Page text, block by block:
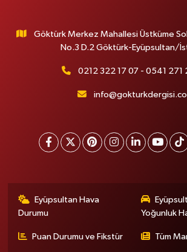
Göktürk Merkez Mahallesi Üstküme
No.3 D.2 Göktürk-Eyüpsultan/
0212 322 17 07 - 0541 271
Eyüpsultan Hava
Durumu
Yoğunluk
Puan Durumu ve Fikstür Tüm